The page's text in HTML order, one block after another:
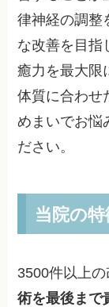
律神経の調整
な改善を目指
癒力を最大限
体質に合わせ
めまいでお悩
ださい。
当院の
3500件以上
術を最後まで